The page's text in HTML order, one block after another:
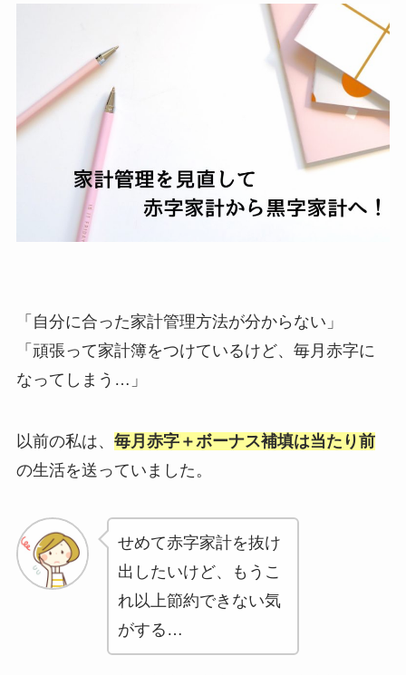
「自分に合った家計管理方法が分からない」
「頑張って家計簿をつけているけど、毎月赤字に
なってしまう…」
以前の私は、 毎月赤字＋ボーナス補填は当たり前
の生活を送っていました。
せめて赤字家計を抜け
出したいけど、もうこ
れ以上節約できない気
がする…